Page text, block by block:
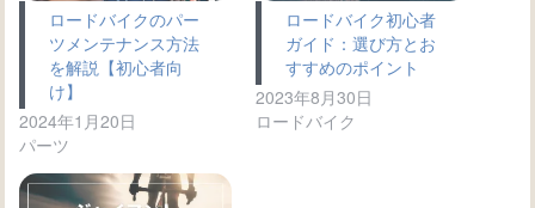
ロードバイクのパー
ツメンテナンス方法
を解説【初心者向
け】
2024年1月20日
パーツ
ロードバイク初心者
ガイド：選び方とお
すすめのポイント
2023年8月30日
ロードバイク